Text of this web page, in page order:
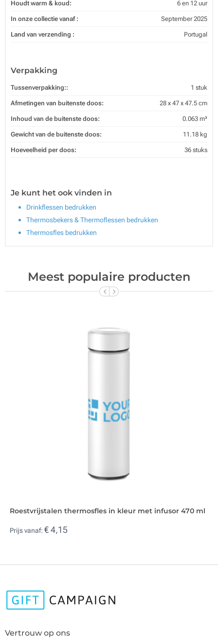
Houdt warm & koud: 6 en 12 uur
In onze collectie vanaf : September 2025
Land van verzending : Portugal
Verpakking
Tussenverpakking:: 1 stuk
Afmetingen van buitenste doos: 28 x 47 x 47.5 cm
Inhoud van de buitenste doos: 0.063 m³
Gewicht van de buitenste doos: 11.18 kg
Hoeveelheid per doos: 36 stuks
Je kunt het ook vinden in
Drinkflessen bedrukken
Thermosbekers & Thermoflessen bedrukken
Thermosfles bedrukken
Meest populaire producten
Roestvrijstalen thermosfles in kleur met infusor 470 ml
Prijs vanaf: € 4,15
Vertrouw op ons